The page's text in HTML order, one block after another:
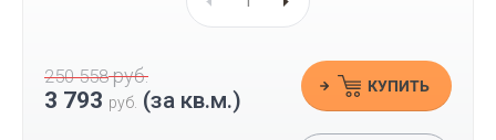
250 558руб.
3 793 руб. (за кв.м.)
КУПИТЬ